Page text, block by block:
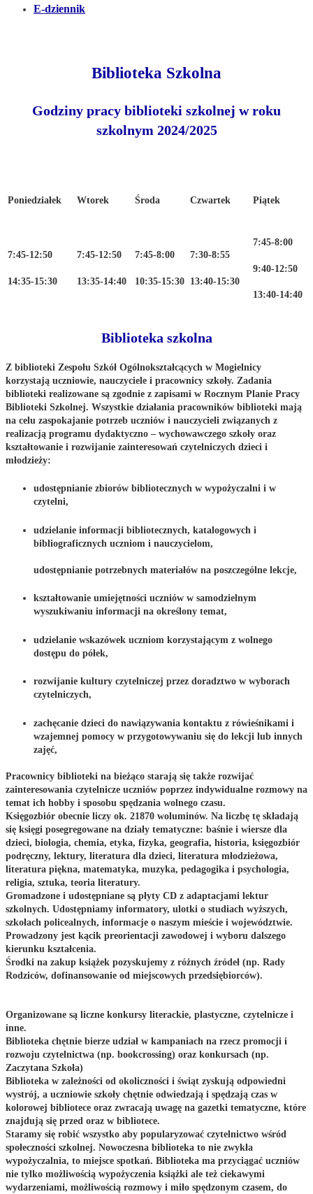
E-dziennik
Biblioteka Szkolna
Godziny pracy biblioteki szkolnej w roku
szkolnym 2024/2025
Poniedziałek Wtorek Środa Czwartek Piątek
7:45-12:50
14:35-15:30
7:45-12:50
13:35-14:40
7:45-8:00
10:35-15:30
7:30-8:55
13:40-15:30
7:45-8:00
9:40-12:50
13:40-14:40
Biblioteka szkolna
Z biblioteki Zespołu Szkół Ogólnokształcących w Mogielnicy
korzystają uczniowie, nauczyciele i pracownicy szkoły. Zadania
biblioteki realizowane są zgodnie z zapisami w Rocznym Planie Pracy
Biblioteki Szkolnej. Wszystkie działania pracowników biblioteki mają
na celu zaspokajanie potrzeb uczniów i nauczycieli związanych z
realizacją programu dydaktyczno – wychowawczego szkoły oraz
kształtowanie i rozwijanie zainteresowań czytelniczych dzieci i
młodzieży:
udostępnianie zbiorów bibliotecznych w wypożyczalni i w
czytelni,
udzielanie informacji bibliotecznych, katalogowych i
bibliograficznych uczniom i nauczycielom,
udostępnianie potrzebnych materiałów na poszczególne lekcje,
kształtowanie umiejętności uczniów w samodzielnym
wyszukiwaniu informacji na określony temat,
udzielanie wskazówek uczniom korzystającym z wolnego
dostępu do półek,
rozwijanie kultury czytelniczej przez doradztwo w wyborach
czytelniczych,
zachęcanie dzieci do nawiązywania kontaktu z rówieśnikami i
wzajemnej pomocy w przygotowywaniu się do lekcji lub innych
zajęć,
Pracownicy biblioteki na bieżąco starają się także rozwijać
zainteresowania czytelnicze uczniów poprzez indywidualne rozmowy na
temat ich hobby i sposobu spędzania wolnego czasu.
Księgozbiór obecnie liczy ok. 21870 woluminów. Na liczbę tę składają
się księgi posegregowane na działy tematyczne: baśnie i wiersze dla
dzieci, biologia, chemia, etyka, fizyka, geografia, historia, księgozbiór
podręczny, lektury, literatura dla dzieci, literatura młodzieżowa,
literatura piękna, matematyka, muzyka, pedagogika i psychologia,
religia, sztuka, teoria literatury.
Gromadzone i udostępniane są płyty CD z adaptacjami lektur
szkolnych. Udostępniamy informatory, ulotki o studiach wyższych,
szkołach policealnych, informacje o naszym mieście i województwie.
Prowadzony jest kącik preorientacji zawodowej i wyboru dalszego
kierunku kształcenia.
Środki na zakup książek pozyskujemy z różnych źródeł (np. Rady
Rodziców, dofinansowanie od miejscowych przedsiębiorców).
Organizowane są liczne konkursy literackie, plastyczne, czytelnicze i
inne.
Biblioteka chętnie bierze udział w kampaniach na rzecz promocji i
rozwoju czytelnictwa (np. bookcrossing) oraz konkursach (np.
Zaczytana Szkoła)
Biblioteka w zależności od okoliczności i świąt zyskują odpowiedni
wystrój, a uczniowie szkoły chętnie odwiedzają i spędzają czas w
kolorowej bibliotece oraz zwracają uwagę na gazetki tematyczne, które
znajdują się przed oraz w bibliotece.
Staramy się robić wszystko aby popularyzować czytelnictwo wśród
społeczności szkolnej. Nowoczesna biblioteka to nie zwykła
wypożyczalnia, to miejsce spotkań. Biblioteka ma przyciągać uczniów
nie tylko możliwością wypożyczenia książki ale też ciekawymi
wydarzeniami, możliwością rozmowy i miło spędzonym czasem, do